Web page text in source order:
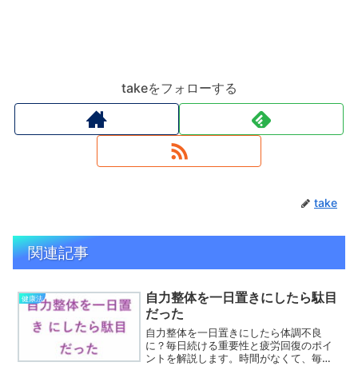
takeをフォローする
take
関連記事
健康法
自力整体を一日置きにしたら駄目
だった
自力整体を一日置きにしたら体調不良
に？毎日続ける重要性と疲労回復のポイ
ントを解説します。時間がなくて、毎日